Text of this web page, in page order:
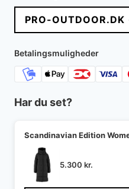
pris
var:
6.000 kr..
PRO-OUTDOOR.DK
Betalingsmuligheder
Har du set?
Scandinavian Edition
5.300 kr.